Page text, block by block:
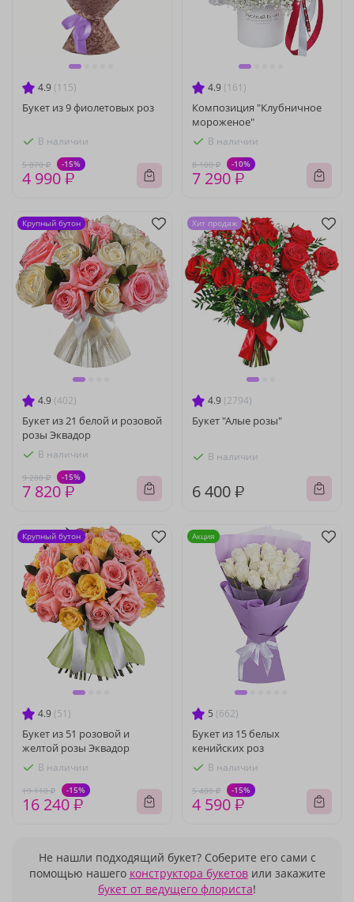
4.9 (115)
Букет из 9 фиолетовых роз
В наличии
5 870 ₽ -15%
4 990 ₽
4.9 (161)
Композиция "Клубничное
мороженое"
В наличии
8 100 ₽ -10%
7 290 ₽
4.9 (402)
Букет из 21 белой и розовой
розы Эквадор
В наличии
9 200 ₽ -15%
7 820 ₽
Крупный бутон
4.9 (2794)
Букет "Алые розы"
В наличии
6 400 ₽
Хит продаж
4.9 (51)
Букет из 51 розовой и
желтой розы Эквадор
В наличии
19 110 ₽ -15%
16 240 ₽
Крупный бутон
5 (662)
Букет из 15 белых
кенийских роз
В наличии
5 400 ₽ -15%
4 590 ₽
Акция
Не нашли подходящий букет? Соберите его сами с
помощью нашего конструктора букетовили закажите
букет от ведущего флориста!